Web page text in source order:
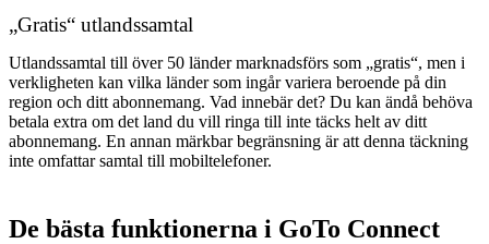
„Gratis“ utlandssamtal
Utlandssamtal till över 50 länder marknadsförs som „gratis“, men i
verkligheten kan vilka länder som ingår variera beroende på din
region och ditt abonnemang. Vad innebär det? Du kan ändå behöva
betala extra om det land du vill ringa till inte täcks helt av ditt
abonnemang. En annan märkbar begränsning är att denna täckning
inte omfattar samtal till mobiltelefoner.
De bästa funktionerna i GoTo Connect